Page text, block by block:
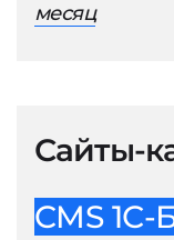
месяц
Сайты-
CMS 1С-